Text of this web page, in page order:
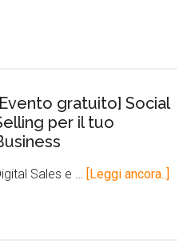
gratuito] Social
per il tuo
Sales e … [Leggi ancora..]